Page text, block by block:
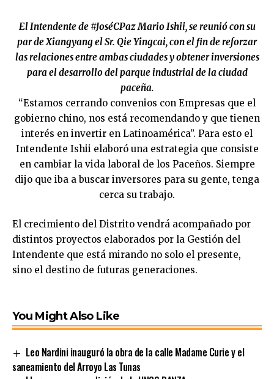
El Intendente de #JoséCPaz Mario Ishii, se reunió con su
par de Xiangyang el Sr. Qie Yingcai, con el fin de reforzar
las relaciones entre ambas ciudades y obtener inversiones
para el desarrollo del parque industrial de la ciudad
paceña.
“Estamos cerrando convenios con Empresas que el
gobierno chino, nos está recomendando y que tienen
interés en invertir en Latinoamérica”. Para esto el
Intendente Ishii elaboró una estrategia que consiste
en cambiar la vida laboral de los Paceños. Siempre
dijo que iba a buscar inversores para su gente, tenga
cerca su trabajo.
El crecimiento del Distrito vendrá acompañado por
distintos proyectos elaborados por la Gestión del
Intendente que está mirando no solo el presente,
sino el destino de futuras generaciones.
You Might Also Like
Leo Nardini inauguró la obra de la calle Madame Curie y el
saneamiento del Arroyo Las Tunas